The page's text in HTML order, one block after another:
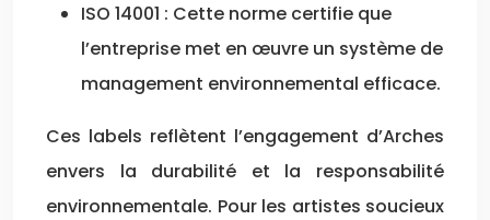
ISO 14001 : Cette norme certifie que
l’entreprise met en œuvre un système de
management environnemental efficace.
Ces labels reflètent l’engagement d’Arches
envers la durabilité et la responsabilité
environnementale. Pour les artistes soucieux